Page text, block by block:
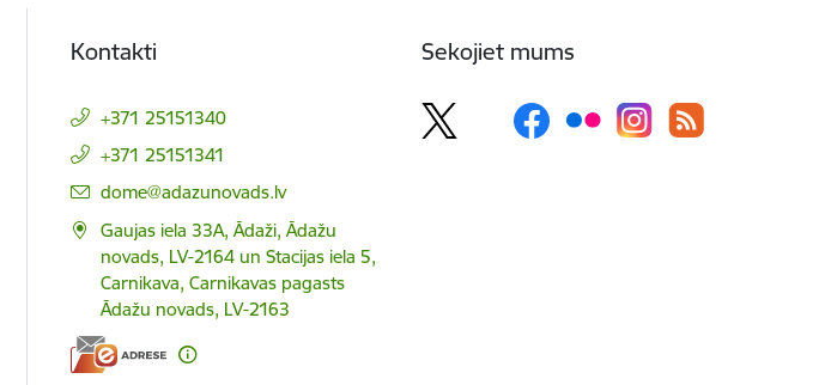
Kontakti
+371 25151340
+371 25151341
E-pasts:
dome@adazunovads.lv
Gaujas iela 33A, Ādaži, Ādažu
novads, LV-2164 un Stacijas iela 5,
Carnikava, Carnikavas pagasts
Ādažu novads, LV-2163
Sekojiet mums